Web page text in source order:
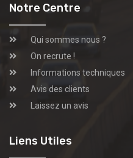
Notre Centre
Qui sommes nous ?
On recrute !
Informations techniques
Avis des clients
Laissez un avis
Liens Utiles